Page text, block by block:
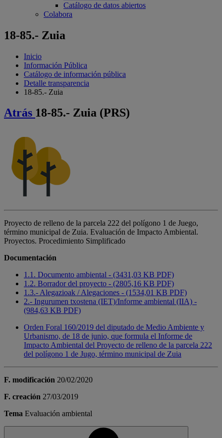
Catálogo de datos abiertos
Colabora
18-85.- Zuia
Inicio
Información Pública
Catálogo de información pública
Detalle transparencia
18-85.- Zuia
Atrás 18-85.- Zuia (PRS)
Proyecto de relleno de la parcela 222 del polígono 1 de Juego,
término municipal de Zuia. Evaluación de Impacto Ambiental.
Proyectos. Procedimiento Simplificado
Documentación
1.1. Documento ambiental - (3431,03 KB PDF)
1.2. Borrador del proyecto - (2805,16 KB PDF)
1.3.- Alegazioak / Alegaciones - (1534,01 KB PDF)
2.- Ingurumen txostena (IET)/Informe ambiental (IIA) -
(984,63 KB PDF)
Orden Foral 160/2019 del diputado de Medio Ambiente y
Urbanismo, de 18 de junio, que formula el Informe de
Impacto Ambiental del Proyecto de relleno de la parcela 222
del polígono 1 de Jugo, término municipal de Zuia
F. modificación 20/02/2020
F. creación 27/03/2019
Tema Evaluación ambiental